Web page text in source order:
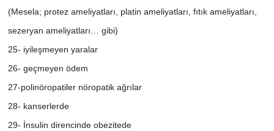
(Mesela; protez ameliyatları, platin ameliyatları, fıtık ameliyatları,
sezeryan ameliyatları… gibi)
25- iyileşmeyen yaralar
26- geçmeyen ödem
27-polinöropatiler nöropatik ağrılar
28- kanserlerde
29- İnsulin direncinde obezitede